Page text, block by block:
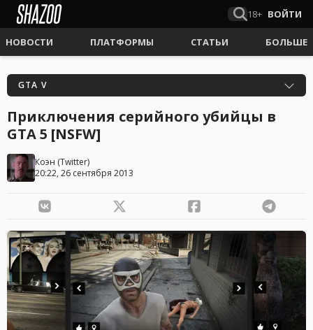
18+ ВОЙТИ
НОВОСТИ ПЛАТФОРМЫ СТАТЬИ БОЛЬШЕ
GTA V
Приключения серийного убийцы в
GTA 5 [NSFW]
Коэн (Twitter)
20:22, 26 сентября 2013